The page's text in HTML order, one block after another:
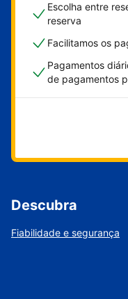
Escolha entre
reserva
Facilitamos os
Pagamentos
de pagamentos
Descubra
Fiabilidade e segurança